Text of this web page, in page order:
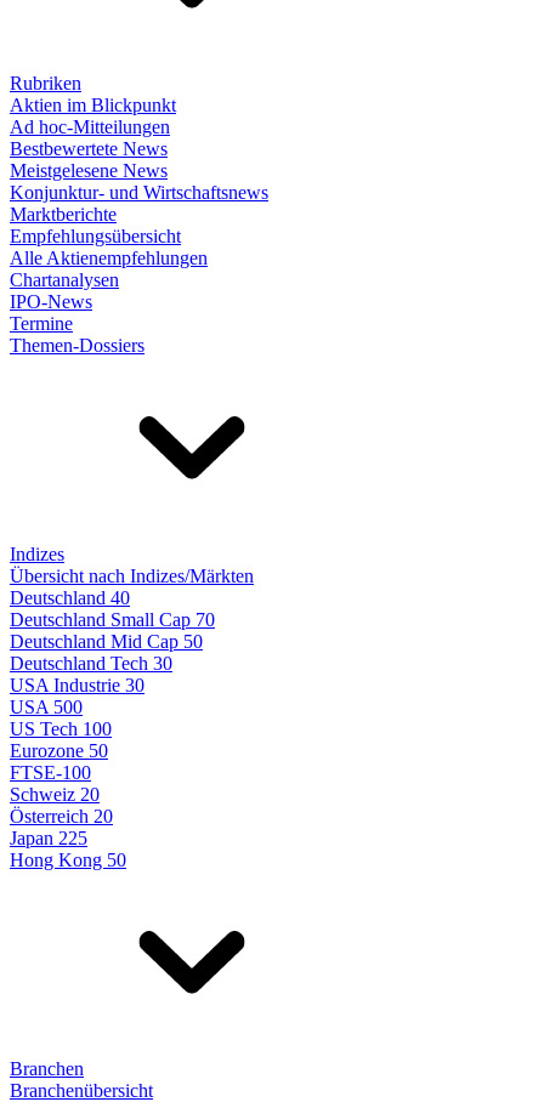
Rubriken
Aktien im Blickpunkt
Ad hoc-Mitteilungen
Bestbewertete News
Meistgelesene News
Konjunktur- und Wirtschaftsnews
Marktberichte
Empfehlungsübersicht
Alle Aktienempfehlungen
Chartanalysen
IPO-News
Termine
Themen-Dossiers
Indizes
Übersicht nach Indizes/Märkten
Deutschland 40
Deutschland Small Cap 70
Deutschland Mid Cap 50
Deutschland Tech 30
USA Industrie 30
USA 500
US Tech 100
Eurozone 50
FTSE-100
Schweiz 20
Österreich 20
Japan 225
Hong Kong 50
Branchen
Branchenübersicht